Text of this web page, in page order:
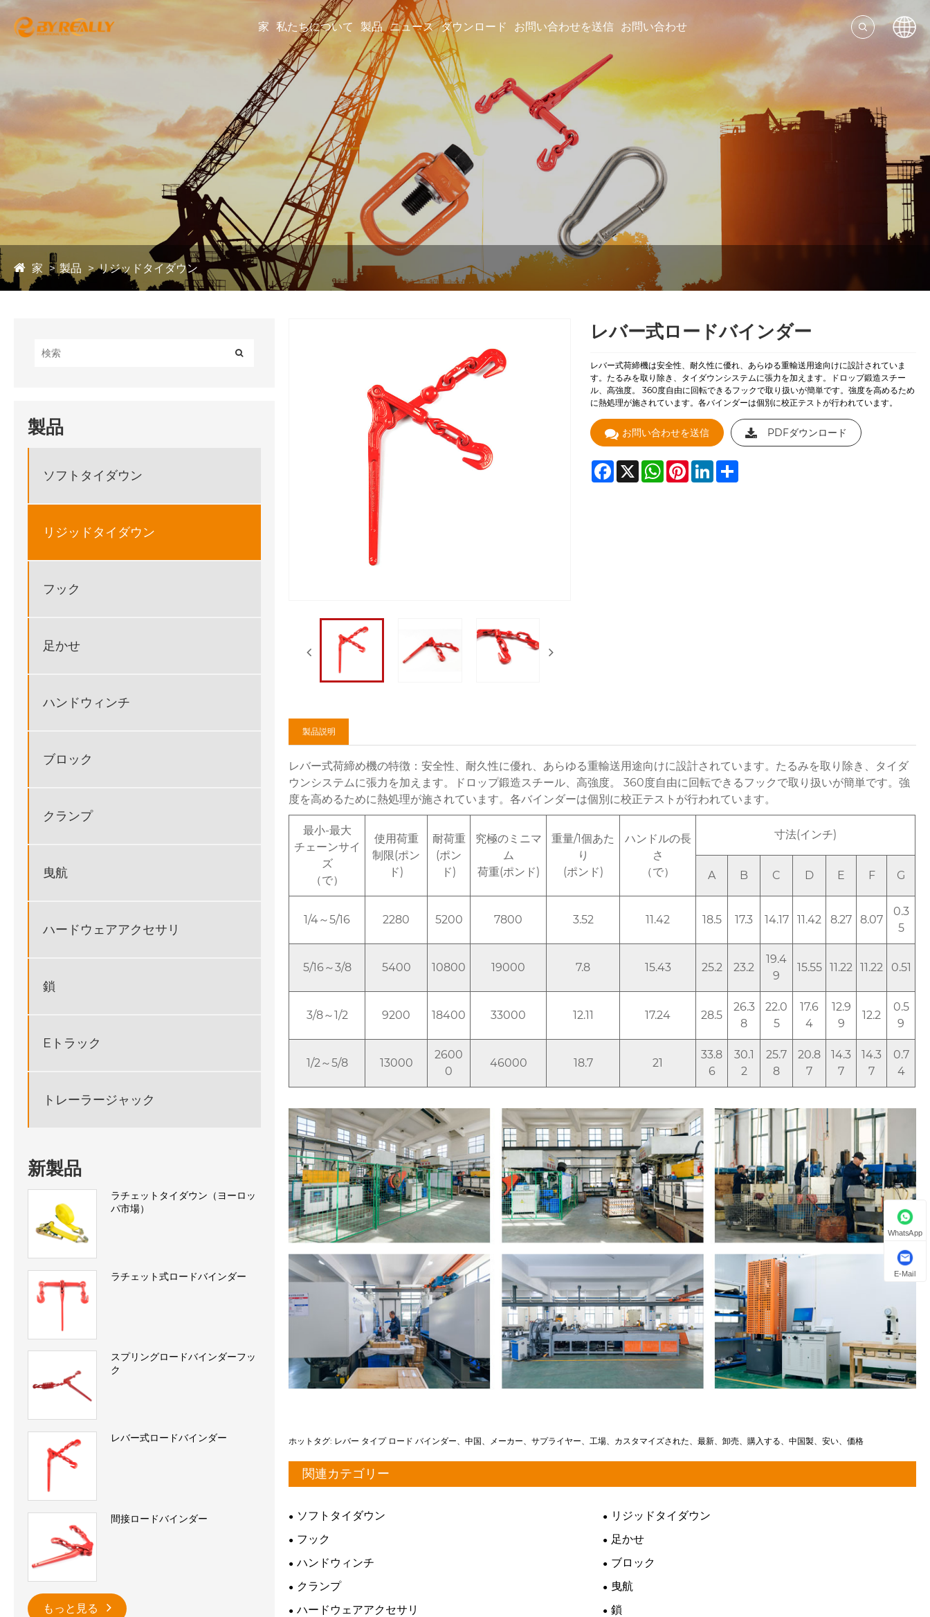
家 私たちについて 製品 ニュース ダウンロード お問い合わせを送信 お問い合わせ
家 製品 リジッドタイダウン
製品
ソフトタイダウン
リジッドタイダウン
フック
足かせ
ハンドウィンチ
ブロック
クランプ
曳航
ハードウェアアクセサリ
鎖
Eトラック
トレーラージャック
新製品
ラチェットタイダウン（ヨーロッ
パ市場）
ラチェット式ロードバインダー
スプリングロードバインダーフッ
ク
レバー式ロードバインダー
間接ロードバインダー
もっと見る
レバー式ロードバインダー
レバー式荷締機は安全性、耐久性に優れ、あらゆる重輸送用途向けに設計されていま
す。たるみを取り除き、タイダウンシステムに張力を加えます。ドロップ鍛造スチー
ル、高強度。 360度自由に回転できるフックで取り扱いが簡単です。強度を高めるため
に熱処理が施されています。各バインダーは個別に校正テストが行​​われています。
お問い合わせを送信 PDFダウンロード
Facebook
X WhatsAppPinterestLinkedInShare
製品説明
レバー式荷締め機の特徴：安全性、耐久性に優れ、あらゆる重輸送用途向けに設計されています。たるみを取り除き、タイダ
ウンシステムに張力を加えます。ドロップ鍛造スチール、高強度。 360度自由に回転できるフックで取り扱いが簡単です。強
度を高めるために熱処理が施されています。各バインダーは個別に校正テストが行​​われています。
最小-最大
チェーンサイ
ズ
（で）
使用荷重
制限(ポン
ド)
耐荷重
(ポン
ド)
究極のミニマ
ム
荷重(ポンド)
重量/1個あた
り
(ポンド)
ハンドルの長
さ
（で）
寸法(インチ)
A B C D E F G
1/4～5/16 2280 5200 7800 3.52 11.42 18.5 17.3 14.17 11.42 8.27 8.07
0.3
5
5/16～3/8 5400 10800 19000 7.8 15.43 25.2 23.2
19.4
9
15.55 11.22 11.22 0.51
3/8～1/2 9200 18400 33000 12.11 17.24 28.5
26.3
8
22.0
5
17.6
4
12.9
9
12.2
0.5
9
1/2～5/8 13000
2600
0
46000 18.7 21
33.8
6
30.1
2
25.7
8
20.8
7
14.3
7
14.3
7
0.7
4
ホットタグ: レバー タイプ ロード バインダー、中国、メーカー、サプライヤー、工場、カスタマイズされた、最新、卸売、購入する、中国製、安い、価格
関連カテゴリー
ソフトタイダウン
リジッドタイダウン
フック
足かせ
ハンドウィンチ
ブロック
クランプ
曳航
ハードウェアアクセサリ
鎖
WhatsApp
E-Mail